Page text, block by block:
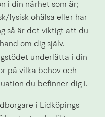
i din närhet som är;
fysisk ohälsa eller har
så är det viktigt att du
om dig själv.
underlätta i din
på vilka behov och
du befinner dig i.
i Lidköpings